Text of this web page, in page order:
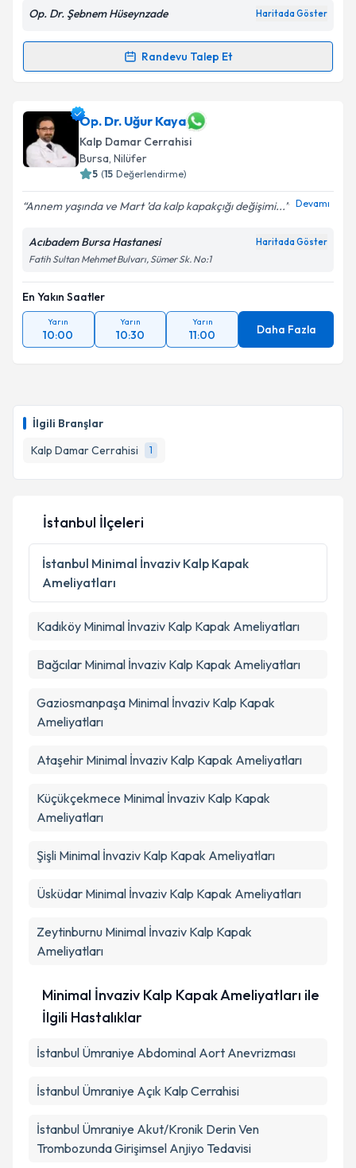
İlgili Branşlar
Kalp Damar Cerrahisi
1
Op. Dr. Şebnem Hüseynzade Haritada Göster
Randevu Talep Et
Randevu Takvimi Talebi
Op. Dr. Şebnem Hüseynzade
talebi oluşturun. Size bu uzmandan randevu almanız
için bir takvim hazırlandığında e-posta ile
bilgilendireceğiz.
E-posta Adresiniz
Metni
Op. Dr. Uğur Kaya
Kalp Damar Cerrahisi
Bursa, Nilüfer
5 (15 Değerlendirme)
Annem yaşında ve Mart ’da kalp kapakçığı değişimi... Devamı
Acıbadem Bursa Hastanesi Haritada Göster
Fatih Sultan Mehmet Bulvarı, Sümer Sk. No:1
En Yakın Saatler
Yarın
10:00
Yarın
10:30
Yarın
11:00 Daha Fazla
İstanbul İlçeleri
İstanbul Minimal İnvaziv Kalp Kapak
Ameliyatları
Kadıköy Minimal İnvaziv Kalp Kapak Ameliyatları
Bağcılar Minimal İnvaziv Kalp Kapak Ameliyatları
Gaziosmanpaşa Minimal İnvaziv Kalp Kapak
Ameliyatları
Ataşehir Minimal İnvaziv Kalp Kapak Ameliyatları
Küçükçekmece Minimal İnvaziv Kalp Kapak
Ameliyatları
Şişli Minimal İnvaziv Kalp Kapak Ameliyatları
Üsküdar Minimal İnvaziv Kalp Kapak Ameliyatları
Zeytinburnu Minimal İnvaziv Kalp Kapak
Ameliyatları
Minimal İnvaziv Kalp Kapak Ameliyatları ile
İlgili Hastalıklar
İstanbul Ümraniye Abdominal Aort Anevrizması
İstanbul Ümraniye Açık Kalp Cerrahisi
İstanbul Ümraniye Akut/Kronik Derin Ven
Trombozunda Girişimsel Anjiyo Tedavisi